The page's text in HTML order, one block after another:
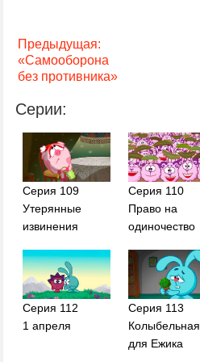
Предыдущая:
«Самооборона
без противника»
Серии:
Серия 109
Утерянные
извинения
Серия 110
Право на
одиночество
Серия 112
1 апреля
Серия 113
Колыбельная
для Ежика